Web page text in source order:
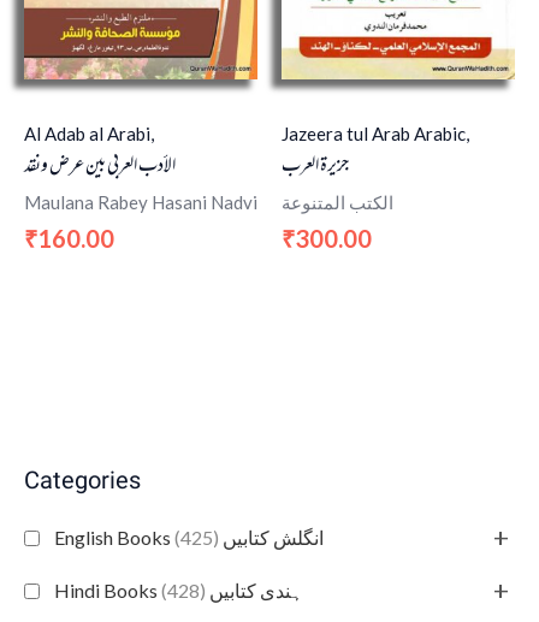
Categories
English Books انگلش کتابیں (425) +
Hindi Books ہندی کتابیں (428) +
Al Adab al Arabi,
الأدب العربي بين عرض ونقد
Maulana Rabey Hasani Nadvi
₹160.00
Jazeera tul Arab Arabic,
جزیرۃ العرب
الكتب المتنوعة
₹300.00